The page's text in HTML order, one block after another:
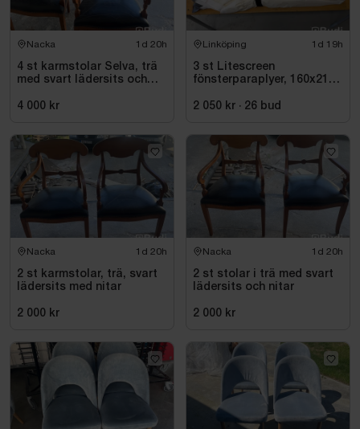
Nacka 1d 20h
4 st karmstolar Selva, trä
med svart lädersits och
4 000 kr
Linköping 1d 19h
3 st Litescreen
fönsterparaplyer, 160x210
2 050 kr · 26 bud
Nacka 1d 20h
2 st karmstolar, trä, svart
lädersits med nitar
2 000 kr
Nacka 1d 20h
2 st stolar i trä med svart
lädersits och nitar
2 000 kr